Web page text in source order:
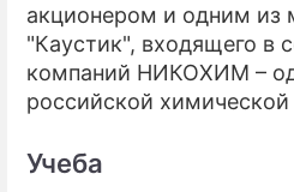
акционером и одним из
"Каустик", входящего в
компаний НИКОХИМ –
российской
Учеба